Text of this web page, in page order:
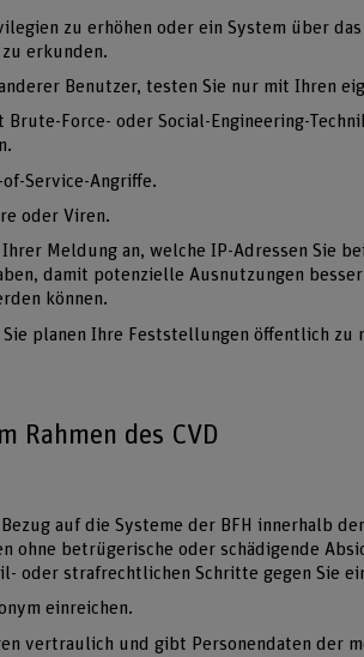
zu erhöhen oder ein System über
erkunden.
Benutzer, testen Sie nur mit Ihren
Force- oder Social-Engineering-
Service-Angriffe.
oder Viren.
Meldung an, welche IP-Adressen Sie
damit potenzielle Ausnutzungen
können.
planen Ihre Feststellungen öffentlich zu
Rahmen des CVD
auf die Systeme der BFH innerhalb
ohne betrügerische oder schädigende
oder strafrechtlichen Schritte gegen Sie
einreichen.
vertraulich und gibt Personendaten der